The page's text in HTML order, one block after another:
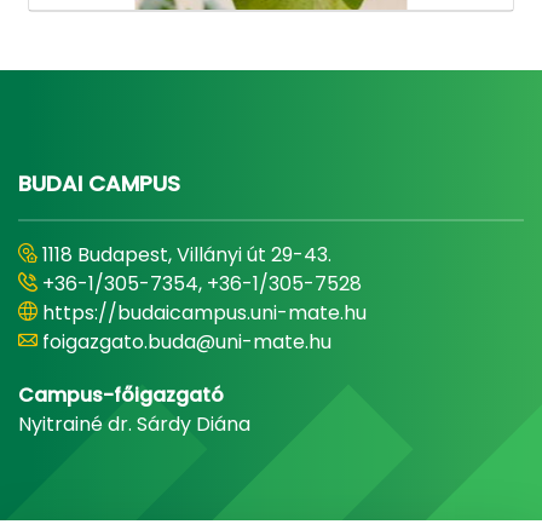
BUDAI CAMPUS
1118 Budapest, Villányi út 29-43.
+36-1/305-7354, +36-1/305-7528
https://budaicampus.uni-mate.hu
foigazgato.buda@uni-mate.hu
Campus-főigazgató
Nyitrainé dr. Sárdy Diána